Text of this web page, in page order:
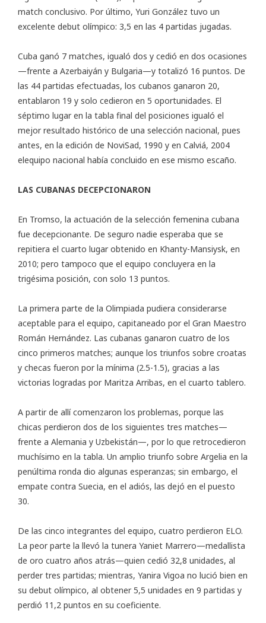
match conclusivo. Por último, Yuri González tuvo un
excelente debut olímpico: 3,5 en las 4 partidas jugadas.
Cuba ganó 7 matches, igualó dos y cedió en dos ocasiones
—frente a Azerbaiyán y Bulgaria—y totalizó 16 puntos. De
las 44 partidas efectuadas, los cubanos ganaron 20,
entablaron 19 y solo cedieron en 5 oportunidades. El
séptimo lugar en la tabla final del posiciones igualó el
mejor resultado histórico de una selección nacional, pues
antes, en la edición de NoviSad, 1990 y en Calviá, 2004
elequipo nacional había concluido en ese mismo escaño.
LAS CUBANAS DECEPCIONARON
En Tromso, la actuación de la selección femenina cubana
fue decepcionante. De seguro nadie esperaba que se
repitiera el cuarto lugar obtenido en Khanty-Mansiysk, en
2010; pero tampoco que el equipo concluyera en la
trigésima posición, con solo 13 puntos.
La primera parte de la Olimpiada pudiera considerarse
aceptable para el equipo, capitaneado por el Gran Maestro
Román Hernández. Las cubanas ganaron cuatro de los
cinco primeros matches; aunque los triunfos sobre croatas
y checas fueron por la mínima (2.5-1.5), gracias a las
victorias logradas por Maritza Arribas, en el cuarto tablero.
A partir de allí comenzaron los problemas, porque las
chicas perdieron dos de los siguientes tres matches—
frente a Alemania y Uzbekistán—, por lo que retrocedieron
muchísimo en la tabla. Un amplio triunfo sobre Argelia en la
penúltima ronda dio algunas esperanzas; sin embargo, el
empate contra Suecia, en el adiós, las dejó en el puesto
30.
De las cinco integrantes del equipo, cuatro perdieron ELO.
La peor parte la llevó la tunera Yaniet Marrero—medallista
de oro cuatro años atrás—quien cedió 32,8 unidades, al
perder tres partidas; mientras, Yanira Vigoa no lució bien en
su debut olímpico, al obtener 5,5 unidades en 9 partidas y
perdió 11,2 puntos en su coeficiente.